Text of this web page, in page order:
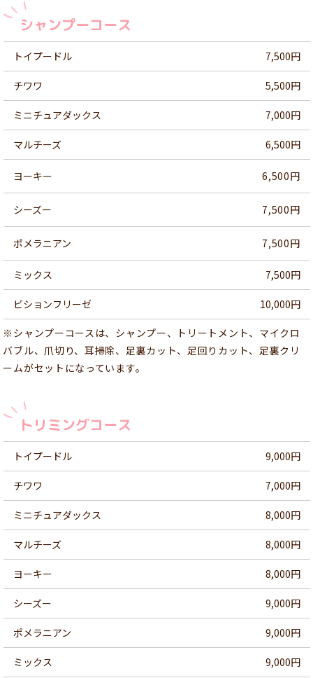
シャンプーコース
トイプードル 7,500円
チワワ 5,500円
ミニチュアダックス 7,000円
マルチーズ 6,500円
ヨーキー 6,500円
シーズー 7,500円
ポメラニアン 7,500円
ミックス 7,500円
ビションフリーゼ 10,000円
※シャンプーコースは、シャンプー、トリートメント、マイクロ
バブル、爪切り、耳掃除、足裏カット、足回りカット、足裏クリ
ームがセットになっています。
トリミングコース
トイプードル 9,000円
チワワ 7,000円
ミニチュアダックス 8,000円
マルチーズ 8,000円
ヨーキー 8,000円
シーズー 9,000円
ポメラニアン 9,000円
ミックス 9,000円